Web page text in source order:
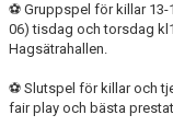
SKOLSAMARBETEN
TRÄNINGSKLÄDER
⚽️ Gruppspel för killar
06) tisdag och torsdag
Hagsätrahallen.
⚽️ Slutspel för killar och
fair play och bästa